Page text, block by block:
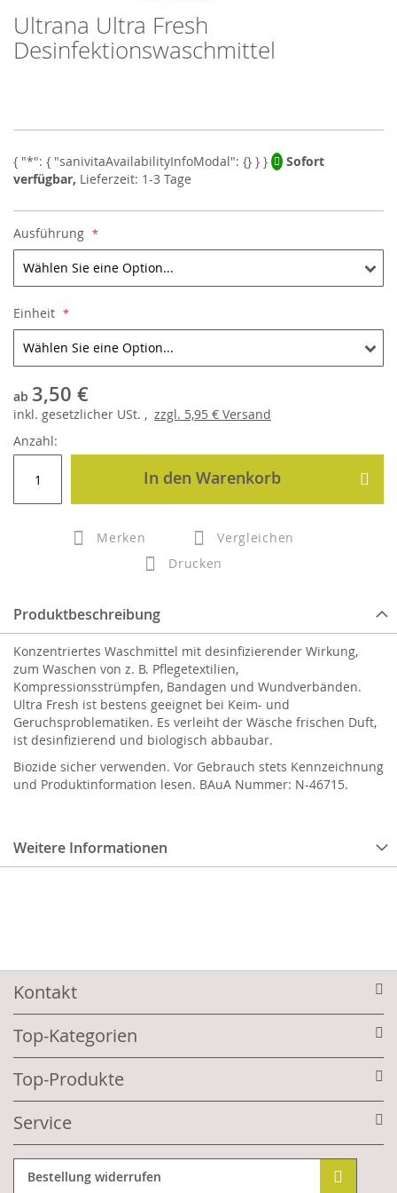
Skip
to
the
images
Ultrana Ultra Fresh
Desinfektionswaschmittel
Sofort
verfügbar, Lieferzeit: 1-3 Tage
Ausführung
Einheit
ab 3,50 €
inkl. gesetzlicher USt. , zzgl. 5,95 € Versand
Anzahl:
In den Warenkorb
Merken
Vergleichen
Drucken
Produktbeschreibung
Weitere Informationen
Konzentriertes Waschmittel mit desinfizierender Wirkung,
zum Waschen von z. B. Pflegetextilien,
Kompressionsstrümpfen, Bandagen und Wundverbänden.
Ultra Fresh ist bestens geeignet bei Keim- und
Geruchsproblematiken. Es verleiht der Wäsche frischen Duft,
ist desinfizierend und biologisch abbaubar.
Biozide sicher verwenden. Vor Gebrauch stets Kennzeichnung
und Produktinformation lesen. BAuA Nummer: N-46715.
Kontakt
Top-Kategorien
Top-Produkte
Service
Bestellung widerrufen